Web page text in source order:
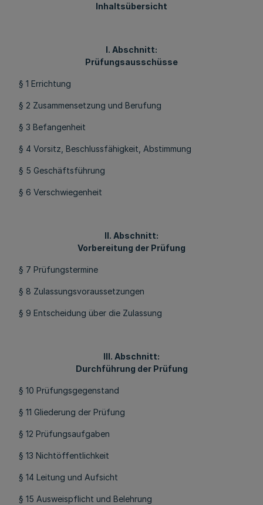
Inhaltsübersicht
I. Abschnitt:
Prüfungsausschüsse
§ 1 Errichtung
§ 2 Zusammensetzung und Berufung
§ 3 Befangenheit
§ 4 Vorsitz, Beschlussfähigkeit, Abstimmung
§ 5 Geschäftsführung
§ 6 Verschwiegenheit
II. Abschnitt:
Vorbereitung der Prüfung
§ 7 Prüfungstermine
§ 8 Zulassungsvoraussetzungen
§ 9 Entscheidung über die Zulassung
III. Abschnitt:
Durchführung der Prüfung
§ 10 Prüfungsgegenstand
§ 11 Gliederung der Prüfung
§ 12 Prüfungsaufgaben
§ 13 Nichtöffentlichkeit
§ 14 Leitung und Aufsicht
§ 15 Ausweispflicht und Belehrung